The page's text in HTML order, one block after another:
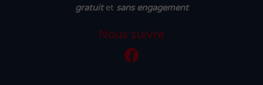
gratuitet sans engagement
Nous suivre